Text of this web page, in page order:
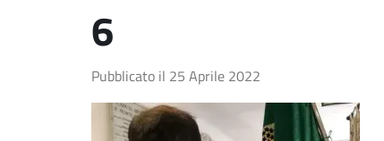
6
Pubblicato il 25 Aprile 2022